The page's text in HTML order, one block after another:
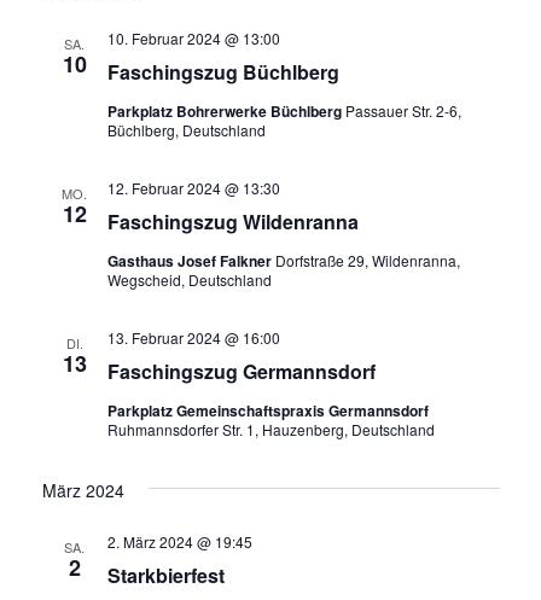
SA.
10 Faschingszug Büchlberg
10. Februar 2024 @ 13:00
Parkplatz Bohrerwerke Büchlberg Passauer Str. 2-6,
Büchlberg, Deutschland
MO.
12 Faschingszug Wildenranna
12. Februar 2024 @ 13:30
Gasthaus Josef Falkner Dorfstraße 29, Wildenranna,
Wegscheid, Deutschland
DI.
13 Faschingszug Germannsdorf
13. Februar 2024 @ 16:00
Parkplatz Gemeinschaftspraxis Germannsdorf
Ruhmannsdorfer Str. 1, Hauzenberg, Deutschland
März 2024
SA.
2 Starkbierfest
2. März 2024 @ 19:45